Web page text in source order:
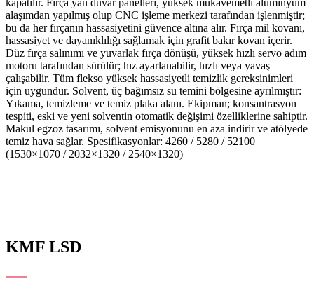
kapatılır. Fırça yan duvar panelleri, yüksek mukavemetli alüminyum
alaşımdan yapılmış olup CNC işleme merkezi tarafından işlenmiştir;
bu da her fırçanın hassasiyetini güvence altına alır. Fırça mil kovanı,
hassasiyet ve dayanıklılığı sağlamak için grafit bakır kovan içerir.
Düz fırça salınımı ve yuvarlak fırça dönüşü, yüksek hızlı servo adım
motoru tarafından sürülür; hız ayarlanabilir, hızlı veya yavaş
çalışabilir. Tüm flekso yüksek hassasiyetli temizlik gereksinimleri
için uygundur. Solvent, üç bağımsız su temini bölgesine ayrılmıştır:
Yıkama, temizleme ve temiz plaka alanı. Ekipman; konsantrasyon
tespiti, eski ve yeni solventin otomatik değişimi özelliklerine sahiptir.
Makul egzoz tasarımı, solvent emisyonunu en aza indirir ve atölyede
temiz hava sağlar. Spesifikasyonlar: 4260 / 5280 / 52100
(1530×1070 / 2032×1320 / 2540×1320)
KMF LSD